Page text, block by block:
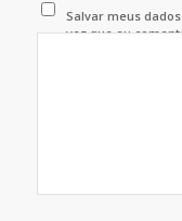
Salvar meus
vez que eu